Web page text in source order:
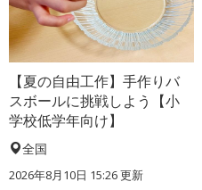
【夏の自由工作】手作りバ
スボールに挑戦しよう【小
学校低学年向け】
全国
2026年8月10日 15:26更新